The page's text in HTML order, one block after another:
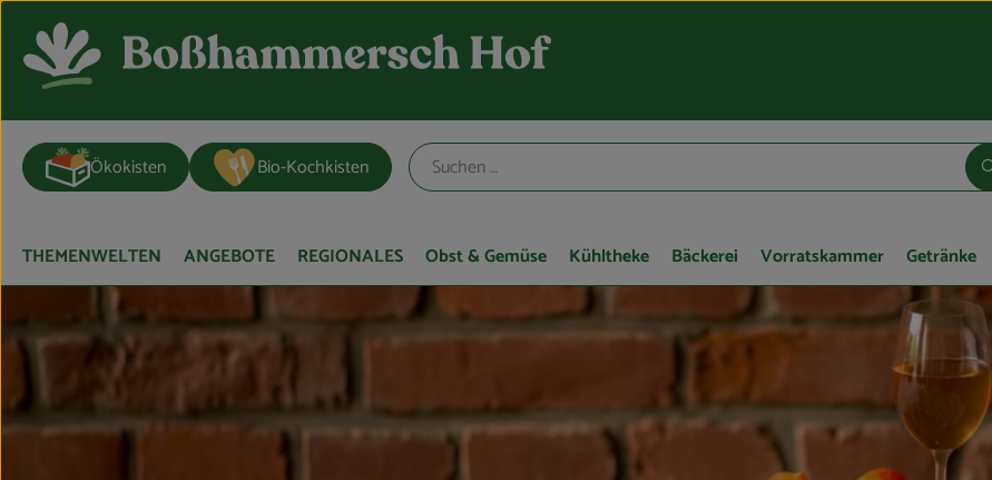
Ökokisten Bio-Kochkisten
THEMENWELTEN ANGEBOTE REGIONALES Obst & Gemüse Kühltheke Bäckerei Vorratskammer Getränke